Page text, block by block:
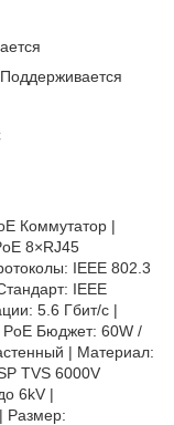
Коммутатор |
8×RJ45
IEEE 802.3
IEEE
5.6 Гбит/с |
PoE Бюджет: 60W /
| Материал:
TVS 6000V
6kV |
Размер: